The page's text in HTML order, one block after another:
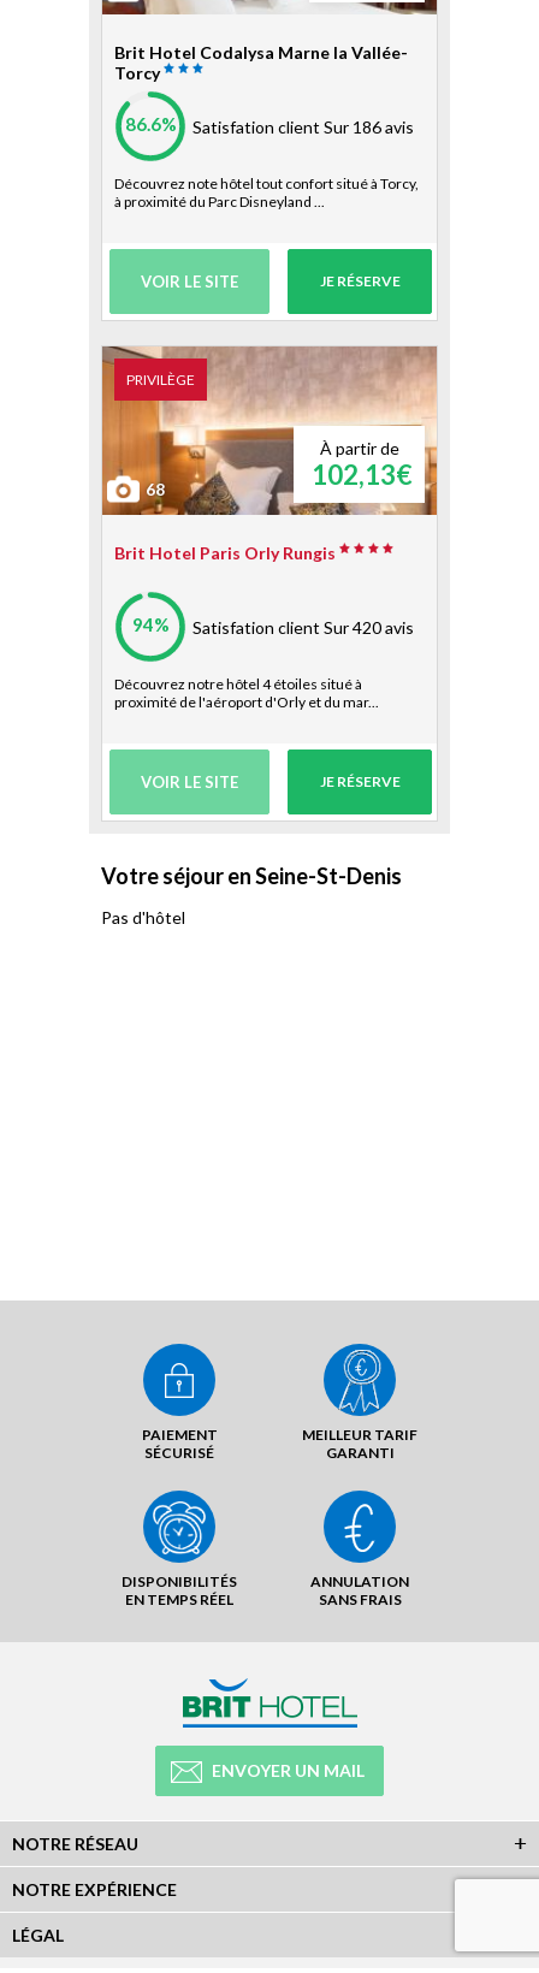
Brit Hotel Codalysa Marne la Vallée-
Torcy
86.6% Satisfation client Sur 186 avis
Découvrez note hôtel tout confort situé à Torcy,
à proximité du Parc Disneyland ...
VOIR LE SITE JE RÉSERVE
À partir de
102,13€
PRIVILÈGE
68
Brit Hotel Paris Orly Rungis
94% Satisfation client Sur 420 avis
Découvrez notre hôtel 4 étoiles situé à
proximité de l'aéroport d'Orly et du mar...
VOIR LE SITE JE RÉSERVE
Votre séjour en Seine-St-Denis
Pas d'hôtel
PAIEMENT
SÉCURISÉ
MEILLEUR TARIF
GARANTI
DISPONIBILITÉS
EN TEMPS RÉEL
ANNULATION
SANS FRAIS
ENVOYER UN MAIL
NOTRE RÉSEAU
NOTRE EXPÉRIENCE
LÉGAL